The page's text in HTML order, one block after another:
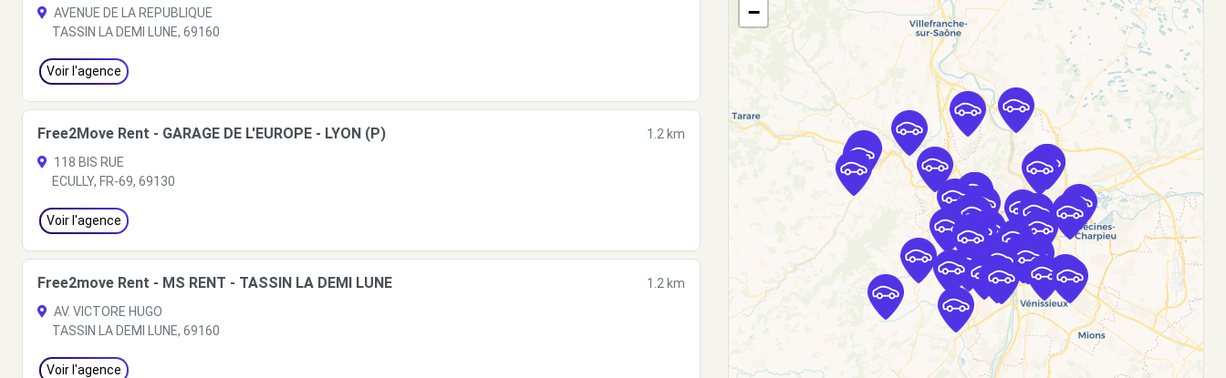
AVENUE DE LA REPUBLIQUE
TASSIN LA DEMI LUNE, 69160
Voir l'agence
Free2Move Rent - GARAGE DE L'EUROPE - LYON (P)
1.2 km
118 BIS RUE
ECULLY, FR-69, 69130
Voir l'agence
Free2move Rent - MS RENT - TASSIN LA DEMI LUNE
1.2 km
AV. VICTORE HUGO
TASSIN LA DEMI LUNE, 69160
Voir l'agence
−